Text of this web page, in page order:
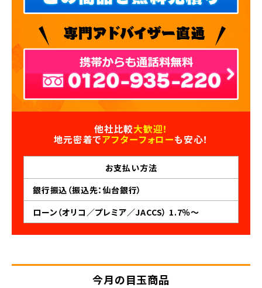
他社比較大歓迎！
地元密着でアフターフォローも安心！
お支払い方法
銀行振込（振込先：仙台銀行）
ローン（オリコ／プレミア／JACCS） 1.7％～
今月の目玉商品